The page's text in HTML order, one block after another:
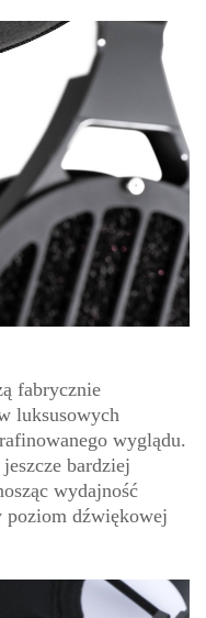
fabrycznie
luksusowych
wyglądu.
bardziej
wydajność
poziom dźwiękowej